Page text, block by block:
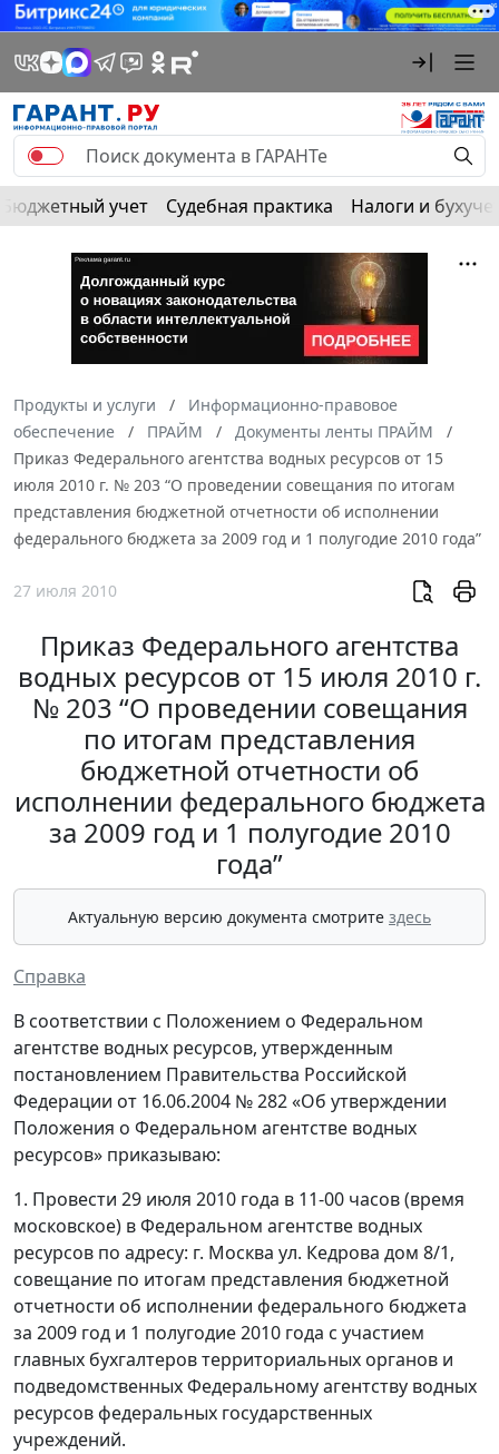
Бюджетный учет Судебная практика Налоги и
Продукты и услуги
Информационно-правовое
обеспечение
ПРАЙМ
Документы ленты ПРАЙМ
Приказ Федерального агентства водных ресурсов от 15
июля 2010 г. № 203 “О проведении совещания по итогам
представления бюджетной отчетности об исполнении
федерального бюджета за 2009 год и 1 полугодие 2010 года”
27 июля 2010
Приказ Федерального агентства
водных ресурсов от 15 июля 2010 г.
№ 203 “О проведении совещания
по итогам представления
бюджетной отчетности об
исполнении федерального бюджета
за 2009 год и 1 полугодие 2010
года”
Актуальную версию документа смотрите здесь
Справка
В соответствии с Положением о Федеральном
агентстве водных ресурсов, утвержденным
постановлением Правительства Российской
Федерации от 16.06.2004 № 282 «Об утверждении
Положения о Федеральном агентстве водных
ресурсов» приказываю:
1. Провести 29 июля 2010 года в 11-00 часов (время
московское) в Федеральном агентстве водных
ресурсов по адресу: г. Москва ул. Кедрова дом 8/1,
совещание по итогам представления бюджетной
отчетности об исполнении федерального бюджета
за 2009 год и 1 полугодие 2010 года с участием
главных бухгалтеров территориальных органов и
подведомственных Федеральному агентству водных
ресурсов федеральных государственных
учреждений.